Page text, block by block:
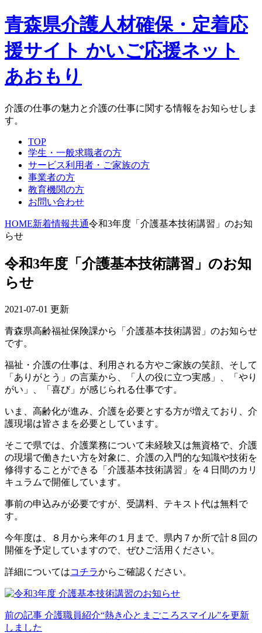
青森県介護人材確保・定着応
援サイト かいご応援ネット
あおもり
介護の仕事の魅力と介護の仕事に関する情報をお知らせしま
す。
TOP
学生・一般求職者の方
サービス利用者・ご家族の方
事業者の方
教育機関の方
お問い合わせ
HOME新着情報共通令和3年度「介護基本技術講習」のお知
らせ
令和3年度「介護基本技術講習」のお知
らせ
2021-07-01 更新
青森県高齢福祉保険課から「介護基本技術講習」のお知らせ
です。
福祉・介護の仕事は、利用される方やご家族の笑顔、そして
「ありがとう」の言葉から、「人の役に立つ実感」、「やり
がい」、「喜び」が感じられる仕事です。
いま、高齢化が進み、介護を必要とする方が増えており、介
護現場は皆さまを必要としています。
そこで県では、介護業務について未経験又は無資格で、介護
の現場で働きたい方を対象に、介護の入門的な知識や技術を
修得することができる「介護基本技術講習」を４日間のカリ
キュラムで開催しています。
事前の申込みが必要ですが、受講料、テキスト代は無料で
す。
今年度は、８月から来年の１月まで、県内７か所で計８回の
開催を予定していますので、ぜひご活用ください。
詳細についてはコチラからご確認ください。
前の記事 介護職員紹介“熱き心とまごころスマイル”を更新
しました